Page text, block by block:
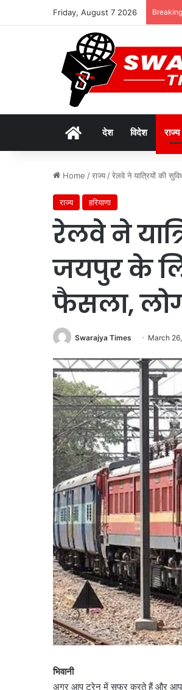
Friday, August 7 2026
Homeदेश विदेश राज्य
Home /राज्य /रेलवे ने यात्रियों की
राज्य हरियाणा
रेलवे ने
जयपुर के
फैसला,
Swarajya Times March
भिवानी
अगर आप ट्रेन में सफर करते हैं और आप